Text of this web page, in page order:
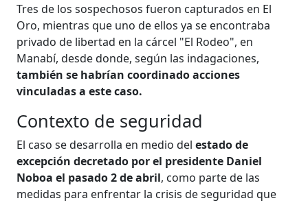
Tres de los sospechosos fueron capturados en El
Oro, mientras que uno de ellos ya se encontraba
privado de libertad en la cárcel "El Rodeo", en
Manabí, desde donde, según las indagaciones,
también se habrían coordinado acciones
vinculadas a este caso.
Contexto de seguridad
El caso se desarrolla en medio delestado de
excepción decretado por el presidente Daniel
Noboa el pasado 2 de abril, como parte de las
medidas para enfrentar la crisis de seguridad que